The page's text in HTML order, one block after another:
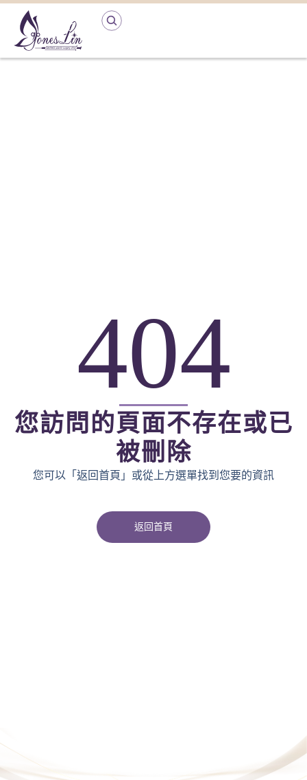
404
您訪問的頁面不存在或已
被刪除
您可以「返回首頁」或從上方選單找到您要的資訊
返回首頁